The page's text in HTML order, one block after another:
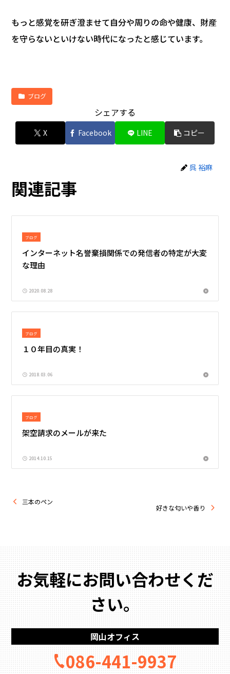
もっと感覚を研ぎ澄ませて自分や周りの命や健康、財産
を守らないといけない時代になったと感じています。
ブログ
シェアする
X Facebook LINE コピー
呉 裕麻
関連記事
ブログ
インターネット名誉棄損関係での発信者の特定が大変
な理由
2020.08.28
ブログ
１０年目の真実！
2018.03.06
ブログ
架空請求のメールが来た
2014.10.15
三本のペン
好きな匂いや香り
お気軽にお問い合わせくだ
さい。
岡山オフィス
086-441-9937